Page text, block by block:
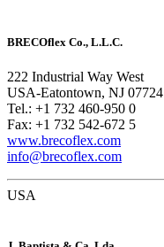
BRECOflex Co., L.L.C.
222 Industrial Way West
USA-Eatontown, NJ 07724
Tel.: +1 732 460-950 0
Fax: +1 732 542-672 5
www.brecoflex.com
info@brecoflex.com
USA